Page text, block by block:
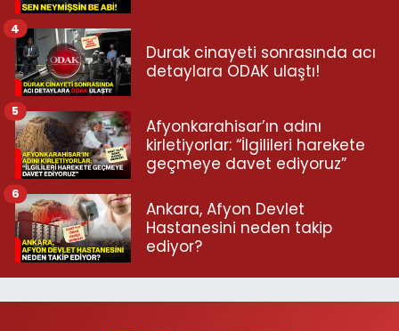
Durak cinayeti sonrasında acı
detaylara ODAK ulaştı!
4
Afyonkarahisar’ın adını
kirletiyorlar: “İlgilileri harekete
geçmeye davet ediyoruz”
5
Ankara, Afyon Devlet
Hastanesini neden takip
ediyor?
6